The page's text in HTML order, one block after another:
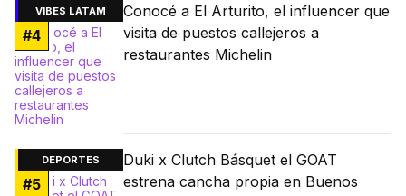
VIBES LATAM
#4
Conocé a El Arturito, el influencer que
visita de puestos callejeros a
restaurantes Michelin
DEPORTES
#5
Duki x Clutch Básquet el GOAT
estrena cancha propia en Buenos